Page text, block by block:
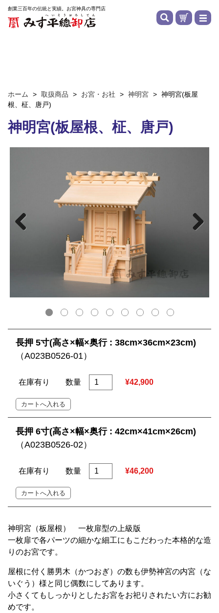
創業三百年の伝統と実績。お宮神具の専門店
ホーム > 取扱商品 > お宮・お社 > 神明宮 > 神明宮(板屋
根、柾、唐戸)
神明宮(板屋根、柾、唐戸)
長押 5寸(高さ×幅×奥行 : 38cm×36cm×23cm)
（A023B0526-01）
在庫有り 数量 ¥42,900
長押 6寸(高さ×幅×奥行 : 42cm×41cm×26cm)
（A023B0526-02）
在庫有り 数量 ¥46,200
神明宮（板屋根） 一枚扉型の上級版
一枚扉で各パーツの細かな細工にもこだわった本格的な造
りのお宮です。
屋根に付く勝男木（かつおぎ）の数も伊勢神宮の内宮（な
いぐう）様と同じ偶数にしてあります。
小さくてもしっかりとしたお宮をお祀りされたい方にお勧
めです。